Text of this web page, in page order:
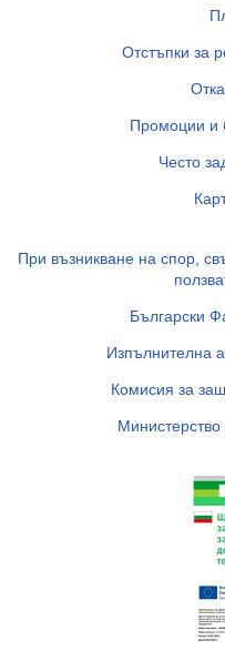
Отстъпки за
Промоции и
Често
При възникване на спор,
Български
Изпълнителна
Комисия за
Министерство